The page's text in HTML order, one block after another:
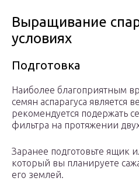
Выращивание
условиях
Подготовка
Наиболее благоприятным
семян аспарагуса является
рекомендуется подержать
фильтра на протяжении
Заранее подготовьте ящик
который вы планируете
его землей.